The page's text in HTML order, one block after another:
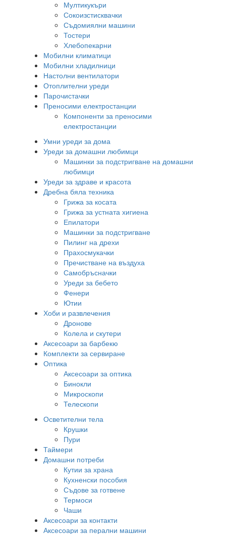
Мултикукъри
Сокоизстисквачки
Съдомиялни машини
Тостери
Хлебопекарни
Мобилни климатици
Мобилни хладилници
Настолни вентилатори
Отоплителни уреди
Парочистачки
Преносими електростанции
Компоненти за преносими
електростанции
Умни уреди за дома
Уреди за домашни любимци
Машинки за подстригване на домашни
любимци
Уреди за здраве и красота
Дребна бяла техника
Грижа за косата
Грижа за устната хигиена
Епилатори
Машинки за подстригване
Пилинг на дрехи
Прахосмукачки
Пречистване на въздуха
Самобръсначки
Уреди за бебето
Фенери
Ютии
Хоби и развлечения
Дронове
Колела и скутери
Аксесоари за барбекю
Комплекти за сервиране
Оптика
Аксесоари за оптика
Бинокли
Микроскопи
Телескопи
Осветителни тела
Крушки
Пури
Таймери
Домашни потреби
Кутии за храна
Кухненски пособия
Съдове за готвене
Термоси
Чаши
Аксесоари за контакти
Аксесоари за перални машини